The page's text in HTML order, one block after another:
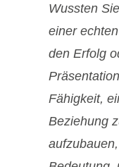
Wussten
einer
den Erfolg
Fähigkeit,
Beziehung